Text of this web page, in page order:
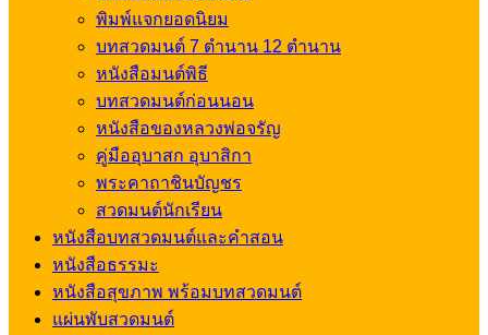
พิมพ์แจกยอดนิยม
บทสวดมนต์ 7 ตำนาน 12 ตำนาน
หนังสือมนต์พิธี
บทสวดมนต์ก่อนนอน
หนังสือของหลวงพ่อจรัญ
คู่มืออุบาสก อุบาสิกา
พระคาถาชินบัญชร
สวดมนต์นักเรียน
หนังสือบทสวดมนต์และคำสอน
หนังสือธรรมะ
หนังสือสุขภาพ พร้อมบทสวดมนต์
แผ่นพับสวดมนต์